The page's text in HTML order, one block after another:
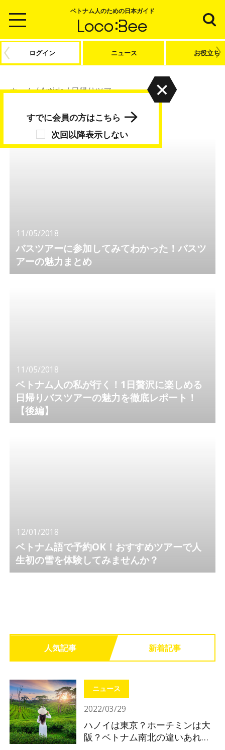
ベトナム人のための日本ガイド
ログイン ニュース お役立ち
ホーム/Article/日帰りツアー
日帰りツアー
11/05/2018
バスツアーに参加してみてわかった！バスツ
アーの魅力まとめ
11/05/2018
ベトナム人の私が行く！1日贅沢に楽しめる
日帰りバスツアーの魅力を徹底レポート！
【後編】
12/01/2018
ベトナム語で予約OK！おすすめツアーで人
生初の雪を体験してみませんか？
人気記事 新着記事
ニュース
2022/03/29
ハノイは東京？ホーチミンは大
阪？ベトナム南北の違いあれこ
次回以降表示しない
すでに会員の方はこちら